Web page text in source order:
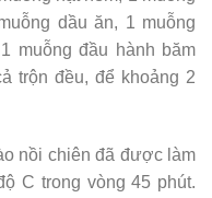
dầu ăn, 1 muỗng
muỗng đầu hành băm
trộn đều, để khoảng 2
nồi chiên đã được làm
C trong vòng 45 phút.